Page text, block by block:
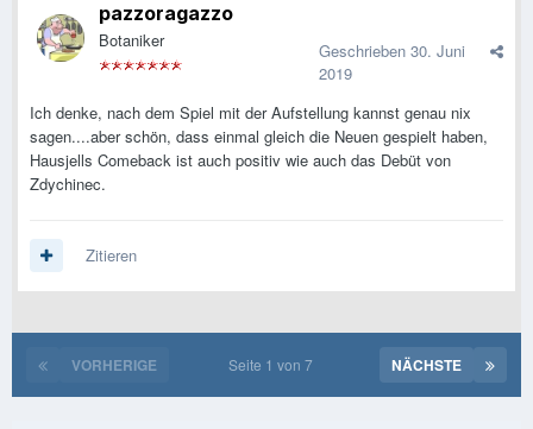
pazzoragazzo
Botaniker Geschrieben 30. Juni
2019
Ich denke, nach dem Spiel mit der Aufstellung kannst genau nix
sagen....aber schön, dass einmal gleich die Neuen gespielt haben,
Hausjells Comeback ist auch positiv wie auch das Debüt von
Zdychinec.
Zitieren
VORHERIGE NÄCHSTE
Seite 1 von 7